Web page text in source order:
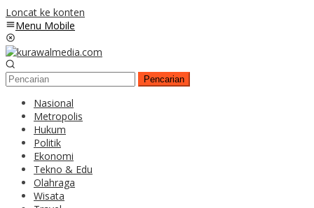
Loncat ke konten
Menu Mobile
Pencarian
Nasional
Metropolis
Hukum
Politik
Ekonomi
Tekno & Edu
Olahraga
Wisata